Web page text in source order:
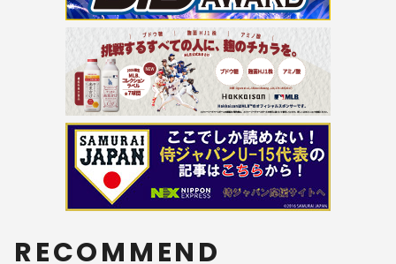
RECOMMEND